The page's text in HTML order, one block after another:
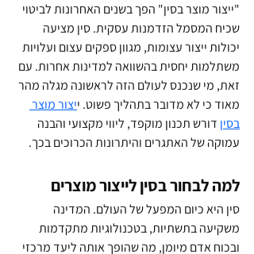
"ייצור מוצר בסין" הפך בשנים האחרונות לביטוי
שכיח המסמל הזדמנות עסקית. סין מציעה
יכולות ייצור עצומות, מגוון ספקים עצום ועלויות
משתלמות יחסית בהשוואה למדינות אחרות. עם
זאת, מי שנכנס לעולם הזה לראשונה מגלה מהר
מאוד כי לא מדובר בתהליך פשוט. ייצור מוצר
בסין דורש תכנון מוקפד, ליווי מקצועי והבנה
עמוקה של האתגרים והיתרונות הכרוכים בכך.
למה לבחור בסין לייצור מוצרים
סין היא כיום המפעל של העולם. המדינה
משקיעה בתשתיות, בטכנולוגיות מתקדמות
ובכוח אדם מיומן, מה שהופך אותה ליעד מרכזי